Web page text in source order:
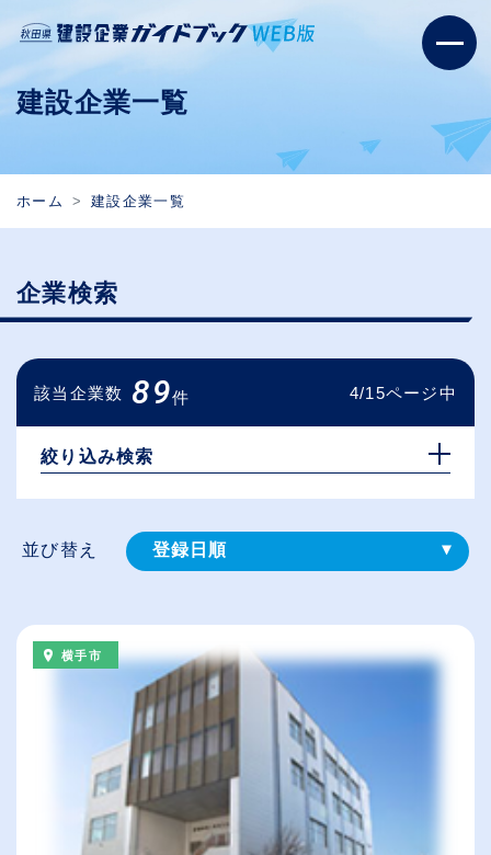
建設企業一覧
ホーム 建設企業一覧
企業検索
該当企業数 89件 4/15ページ中
絞り込み検索
並び替え 登録⽇順
（⾼卒の給与を基準）
従業員が多い順
休日数が多い順
横手市